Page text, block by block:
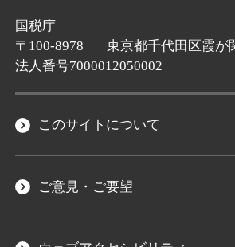
国税庁
〒100-8978
東京都千代田区霞が
法人番号7000012050002
このサイトについて
ご意見・ご要望